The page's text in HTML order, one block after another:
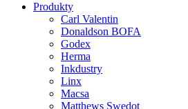
Produkty
Carl Valentin
Donaldson BOFA
Godex
Herma
Inkdustry
Linx
Macsa
Matthews Swedot